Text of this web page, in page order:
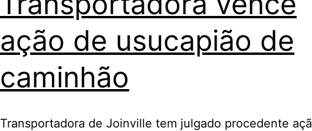
ação de usucapião de
caminhão
Transportadora de Joinville tem julgado procedente